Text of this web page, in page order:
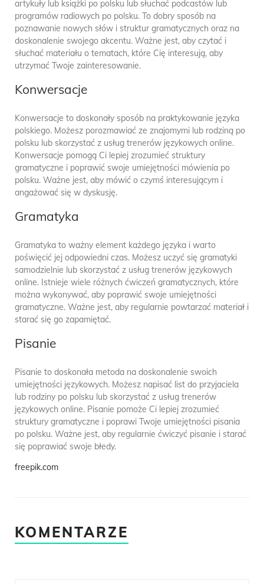
artykuły lub książki po polsku lub słuchać podcastów lub
programów radiowych po polsku. To dobry sposób na
poznawanie nowych słów i struktur gramatycznych oraz na
doskonalenie swojego akcentu. Ważne jest, aby czytać i
słuchać materiału o tematach, które Cię interesują, aby
utrzymać Twoje zainteresowanie.
Konwersacje
Konwersacje to doskonały sposób na praktykowanie języka
polskiego. Możesz porozmawiać ze znajomymi lub rodziną po
polsku lub skorzystać z usług trenerów językowych online.
Konwersacje pomogą Ci lepiej zrozumieć struktury
gramatyczne i poprawić swoje umiejętności mówienia po
polsku. Ważne jest, aby mówić o czymś interesującym i
angażować się w dyskusję.
Gramatyka
Gramatyka to ważny element każdego języka i warto
poświęcić jej odpowiedni czas. Możesz uczyć się gramatyki
samodzielnie lub skorzystać z usług trenerów językowych
online. Istnieje wiele różnych ćwiczeń gramatycznych, które
można wykonywać, aby poprawić swoje umiejętności
gramatyczne. Ważne jest, aby regularnie powtarzać materiał i
starać się go zapamiętać.
Pisanie
Pisanie to doskonała metoda na doskonalenie swoich
umiejętności językowych. Możesz napisać list do przyjaciela
lub rodziny po polsku lub skorzystać z usług trenerów
językowych online. Pisanie pomoże Ci lepiej zrozumieć
struktury gramatyczne i poprawi Twoje umiejętności pisania
po polsku. Ważne jest, aby regularnie ćwiczyć pisanie i starać
się poprawiać swoje błedy.
freepik.com
KOMENTARZE